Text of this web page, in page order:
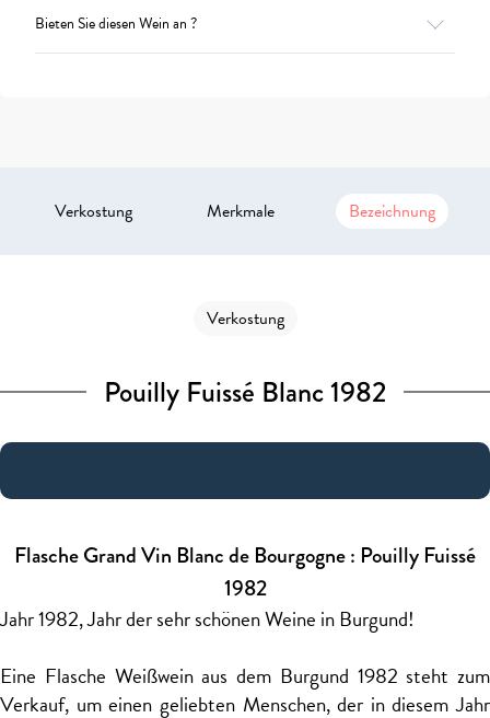
Bieten Sie diesen Wein an ?
Verkostung Merkmale Bezeichnung
Verkostung
Pouilly Fuissé Blanc 1982
Flasche Grand Vin Blanc de Bourgogne : Pouilly Fuissé
1982
Jahr 1982, Jahr der sehr schönen Weine in Burgund!
Eine Flasche Weißwein aus dem Burgund 1982 steht zum
Verkauf, um einen geliebten Menschen, der in diesem Jahr